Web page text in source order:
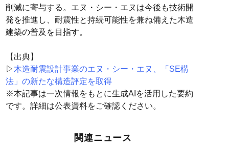
削減に寄与する。エヌ・シー・エヌは今後も技術開
発を推進し、耐震性と持続可能性を兼ね備えた木造
建築の普及を目指す。
【出典】
▷ 木造耐震設計事業のエヌ・シー・エヌ、「SE構
法」の新たな構造評定を取得
※本記事は一次情報をもとに生成AIを活用した要約
です。詳細は公表資料をご確認ください。
関連ニュース